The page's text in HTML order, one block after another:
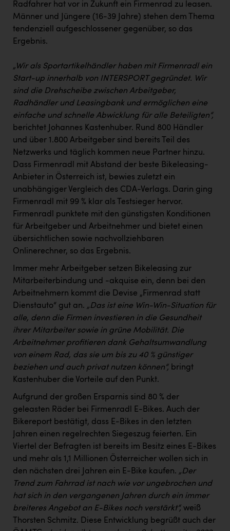
Radfahrer hat vor in Zukunft ein Firmenrad zu leasen.
Männer und Jüngere (16-39 Jahre) stehen dem Thema
tendenziell aufgeschlossener gegenüber, so das
Ergebnis.
„Wir als Sportartikelhändler haben mit Firmenradl ein
Start-up innerhalb von INTERSPORT gegründet. Wir
sind die Drehscheibe zwischen Arbeitgeber,
Radhändler und Leasingbank und ermöglichen eine
einfache und schnelle Abwicklung für alle Beteiligten“,
berichtet Johannes Kastenhuber. Rund 800 Händler
und über 1.800 Arbeitgeber sind bereits Teil des
Netzwerks und täglich kommen neue Partner hinzu.
Dass Firmenradl mit Abstand der beste Bikeleasing-
Anbieter in Österreich ist, bewies zuletzt ein
unabhängiger Vergleich des CDA-Verlags. Darin ging
Firmenradl mit 99 % klar als Testsieger hervor.
Firmenradl punktete mit den günstigsten Konditionen
für Arbeitgeber und Arbeitnehmer und bietet einen
übersichtlichen sowie nachvollziehbaren
Onlinerechner, so das Ergebnis.
Immer mehr Arbeitgeber setzen Bikeleasing zur
Mitarbeiterbindung und -akquise ein, denn bei den
Arbeitnehmern kommt die Devise „Firmenrad statt
Dienstauto“ gut an. „Das ist eine Win-Win-Situation für
alle, denn die Firmen investieren in die Gesundheit
ihrer Mitarbeiter sowie in grüne Mobilität. Die
Arbeitnehmer profitieren dank Gehaltsumwandlung
von einem Rad, das sie um bis zu 40 % günstiger
beziehen und auch privat nutzen können“, bringt
Kastenhuber die Vorteile auf den Punkt.
Aufgrund der großen Ersparnis sind 80 % der
geleasten Räder bei Firmenradl E-Bikes. Auch der
Bikereport bestätigt, dass E-Bikes in den letzten
Jahren einen regelrechten Siegeszug feierten. Ein
Viertel der Befragten ist bereits im Besitz eines E-Bikes
und mehr als 1,1 Millionen Österreicher wollen sich in
den nächsten drei Jahren ein E-Bike kaufen. „Der
Trend zum Fahrrad ist nach wie vor ungebrochen und
hat sich in den vergangenen Jahren durch ein immer
breiteres Angebot an E-Bikes noch verstärkt“, weiß
Thorsten Schmitz. Diese Entwicklung begrüßt auch der